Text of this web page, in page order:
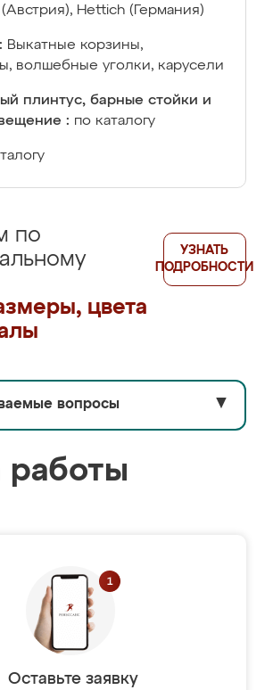
(Австрия), Hettich (Германия)
Выкатные корзины,
волшебные уголки, карусели
плинтус, барные стойки и
: по каталогу
по
цвета
УЗНАТЬ
ПОДРОБНОСТИ
вопросы ▼
работы
Оставьте заявку